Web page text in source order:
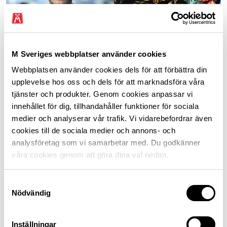
M Sveriges webbplatser använder cookies
Webbplatsen använder cookies dels för att förbättra din
upplevelse hos oss och dels för att marknadsföra våra
tjänster och produkter. Genom cookies anpassar vi
innehållet för dig, tillhandahåller funktioner för sociala
medier och analyserar vår trafik. Vi vidarebefordrar även
cookies till de sociala medier och annons- och
analysföretag som vi samarbetar med. Du godkänner
våra cookies genom att göra dina val nedan.
Nödvändig
Inställningar
Carl-Erik Stjernvall, teknik- och hållbarhetsexpert på
Riksförbundet M Sverige